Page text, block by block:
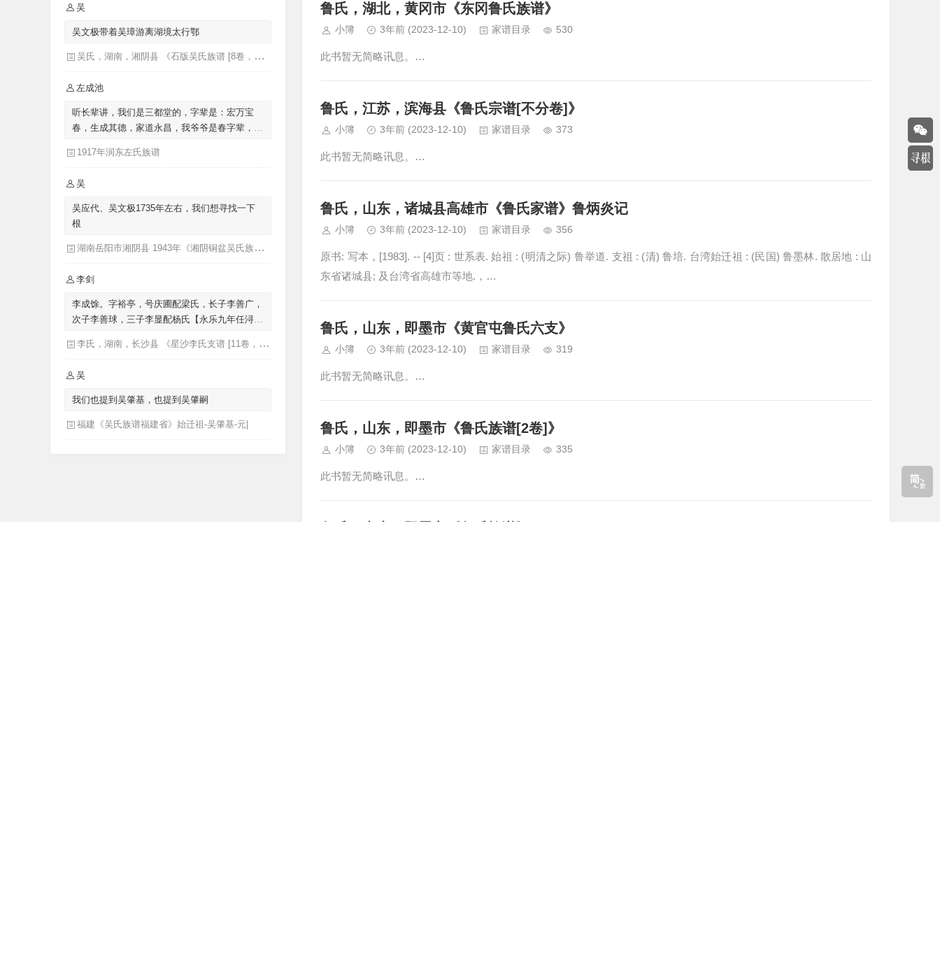
鲁氏，湖北，黄冈市《东冈鲁氏族谱》
小簿 3年前 (2023-12-10) 家谱目录 530
此书暂无简略讯息。…
鲁氏，江苏，滨海县《鲁氏宗谱[不分卷]》
小簿 3年前 (2023-12-10) 家谱目录 373
此书暂无简略讯息。…
鲁氏，山东，诸城县高雄市《鲁氏家谱》鲁炳炎记
小簿 3年前 (2023-12-10) 家谱目录 356
原书: 写本，[1983]. -- [4]页 : 世系表. 始祖 : (明清之际) 鲁举道. 支祖 : (清) 鲁培. 台湾始迁祖 : (民国) 鲁墨林. 散居地 : 山
东省诸城县; 及台湾省高雄市等地.，…
鲁氏，山东，即墨市《黄官屯鲁氏六支》
小簿 3年前 (2023-12-10) 家谱目录 319
此书暂无简略讯息。…
鲁氏，山东，即墨市《鲁氏族谱[2卷]》
小簿 3年前 (2023-12-10) 家谱目录 335
此书暂无简略讯息。…
吴
吴文极带着吴璋游离湖境太行鄂
吴氏，湖南，湘阴县 《石版吴氏族谱 [8卷，首1卷](别名：吴氏族谱)》
左成池
听长辈讲，我们是三都堂的，字辈是：宏万宝
春，生成其德，家道永昌，我爷爷是春字辈，我
圩，迁至泗阳里仁
1917年润东左氏族谱
吴
吴应代、吴文极1735年左右，我们想寻找一下
根
湖南岳阳市湘阴县 1943年《湘阴铜盆吴氏族谱三十卷首二卷湖南省岳阳市湘阴县》发祥堂|吴楚椿（主修）
李剑
李成馀。字裕亭，号庆圃配梁氏，长子李善广，
次子李善球，三子李显配杨氏【永乐九年任浔州
葬广西】
李氏，湖南，长沙县 《星沙李氏支谱 [11卷，首1卷](别名：李氏家乘)》李芳城 ...[等]主修 ; 李沛华 ... [等]纂修
吴
我们也提到吴肇基，也提到吴肇嗣
福建《吴氏族谱福建省》始迁祖-吴肇基-元|